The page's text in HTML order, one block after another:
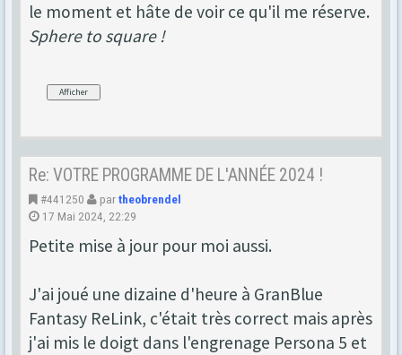
le moment et hâte de voir ce qu'il me réserve.
Sphere to square !
Re: VOTRE PROGRAMME DE L'ANNÉE 2024 !
#441250 partheobrendel
17 Mai 2024, 22:29
Petite mise à jour pour moi aussi.
J'ai joué une dizaine d'heure à GranBlue
Fantasy ReLink, c'était très correct mais après
j'ai mis le doigt dans l'engrenage Persona 5 et